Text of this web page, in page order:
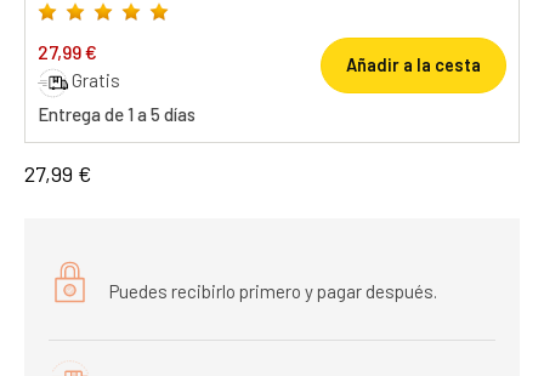
27,99 €
Gratis
Entrega de 1 a 5 días
Añadir a la cesta
27,99 €
Puedes recibirlo primero y pagar después.